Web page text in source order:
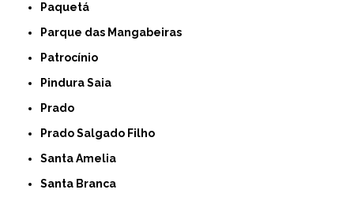
Paquetá
Parque das Mangabeiras
Patrocínio
Pindura Saia
Prado
Prado Salgado Filho
Santa Amelia
Santa Branca